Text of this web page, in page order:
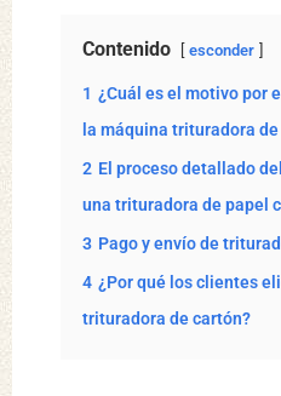
Contenido esconder
1 ¿Cuál es el motivo por
la máquina trituradora
2 El proceso detallado
una trituradora de papel
3 Pago y envío de
4 ¿Por qué los clientes
trituradora de cartón?